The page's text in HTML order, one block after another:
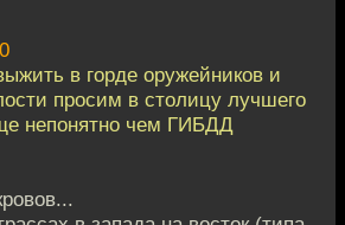
в горде оружейников и
просим в столицу лучшего
непонятно чем ГИБДД